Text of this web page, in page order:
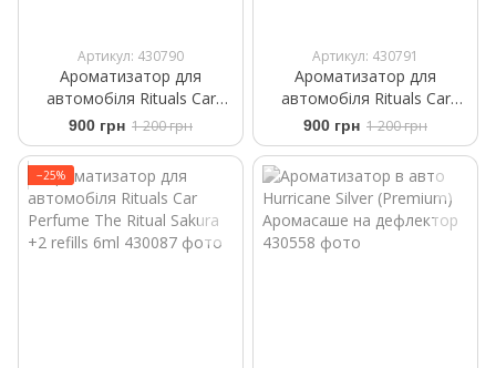
Артикул: 430790
Ароматизатор для
автомобіля Rituals ​Car
Perfume ​White Basil Private
Collection +2 Refills 6 g
900 грн 1 200 грн
Артикул: 430791
Ароматизатор для
автомобіля Rituals ​Car
Perfume The Rituals Wild Fig
+2 Refills 6 ml
900 грн 1 200 грн
−25%